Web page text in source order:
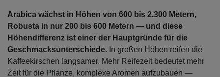
Arabica wächst in Höhen von 600 bis 2.300 Metern,
Robusta in nur 200 bis 600 Metern — und diese
Höhendifferenz ist einer der Hauptgründe für die
Geschmacksunterschiede. In großen Höhen reifen die
Kaffeekirschen langsamer. Mehr Reifezeit bedeutet mehr
Zeit für die Pflanze, komplexe Aromen aufzubauen —